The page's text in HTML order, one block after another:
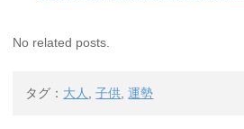
No related posts.
タグ： 大人 ,子供 ,運勢